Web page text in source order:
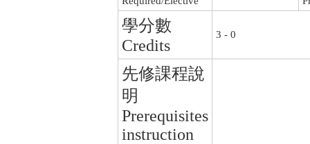
學分數
Credits
3 - 0
先修課程說
明
Prerequisites
instruction